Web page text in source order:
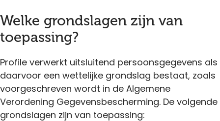
Welke grondslagen zijn van
toepassing?
Profile verwerkt uitsluitend persoonsgegevens als
daarvoor een wettelijke grondslag bestaat, zoals
voorgeschreven wordt in de Algemene
Verordening Gegevensbescherming. De volgende
grondslagen zijn van toepassing: